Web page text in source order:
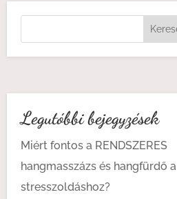
Legutóbbi bejegyzések
Miért fontos a RENDSZERES
hangmasszázs és hangfürdő a
stresszoldáshoz?